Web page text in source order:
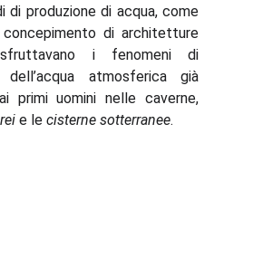
di produzione di acqua, come
di architetture
i fenomeni di
atmosferica
già
primi uomini nelle caverne,
e le cisterne sotterranee.